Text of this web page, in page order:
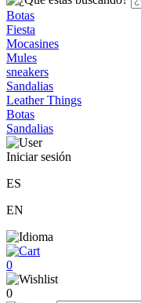
Botas
Fiesta
Mocasines
Mules
sneakers
Sandalias
Leather Things
Botas
Sandalias
Iniciar sesión
ES
EN
0
0